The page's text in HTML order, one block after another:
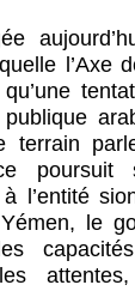
l’Axe
terrain
poursuit
l’entité
le